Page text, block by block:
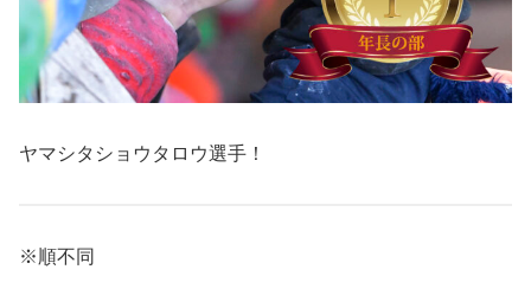
ヤマシタショウタロウ選手！
※順不同